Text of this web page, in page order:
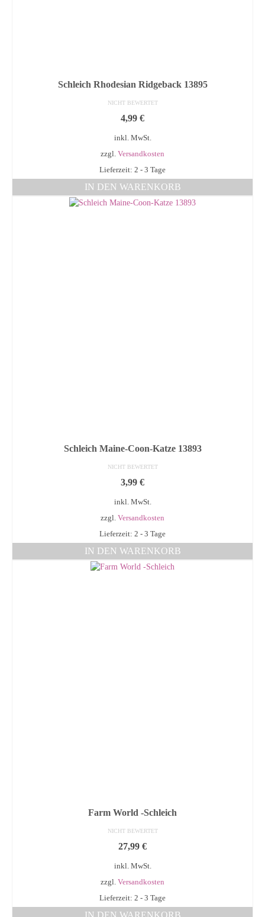
Schleich Rhodesian Ridgeback 13895
NICHT BEWERTET
4,99 €
inkl. MwSt.
zzgl. Versandkosten
Lieferzeit: 2 - 3 Tage
IN DEN WARENKORB
Schleich Maine-Coon-Katze 13893
NICHT BEWERTET
3,99 €
inkl. MwSt.
zzgl. Versandkosten
Lieferzeit: 2 - 3 Tage
IN DEN WARENKORB
Farm World -Schleich
NICHT BEWERTET
27,99 €
inkl. MwSt.
zzgl. Versandkosten
Lieferzeit: 2 - 3 Tage
IN DEN WARENKORB